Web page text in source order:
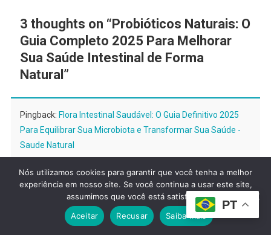
3 thoughts on “ Probióticos Naturais: O
Guia Completo 2025 Para Melhorar
Sua Saúde Intestinal de Forma
Natural ”
Pingback: Flora Intestinal Saudável: O Guia Definitivo 2025
Para Equilibrar Sua Microbiota e Transformar Sua Saúde -
Saude Natural
Pingback:
Alimentos Anti-Inflamatórios: O Guia Completo
2025 para Reduzir Inflamações Naturalmente - SaúdePT
Nós utilizamos cookies para garantir que você tenha a melhor
experiência em nosso site. Se você continua a usar este site,
assumimos que você está satisfeito.
Aceitar
Recusar Saiba mais